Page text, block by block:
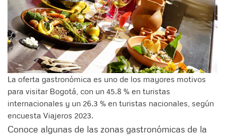
La oferta gastronómica es uno de los mayores motivos
para visitar Bogotá, con un 45.8 % en turistas
internacionales y un 26.3 % en turistas nacionales, según
encuesta Viajeros 2023.
Conoce algunas de las zonas gastronómicas de la